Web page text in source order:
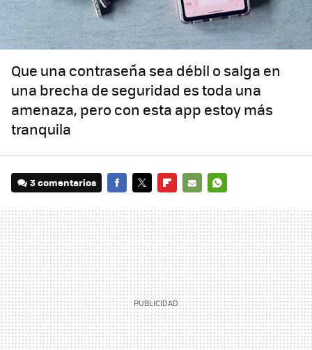
Que una contraseña sea débil o salga en
una brecha de seguridad es toda una
amenaza, pero con esta app estoy más
tranquila
3 comentarios
MAIL